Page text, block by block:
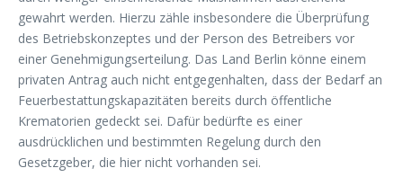
gewahrt werden. Hierzu zähle insbesondere die Überprüfung
des Betriebskonzeptes und der Person des Betreibers vor
einer Genehmigungserteilung. Das Land Berlin könne einem
privaten Antrag auch nicht entgegenhalten, dass der Bedarf an
Feuerbestattungskapazitäten bereits durch öffentliche
Krematorien gedeckt sei. Dafür bedürfte es einer
ausdrücklichen und bestimmten Regelung durch den
Gesetzgeber, die hier nicht vorhanden sei.